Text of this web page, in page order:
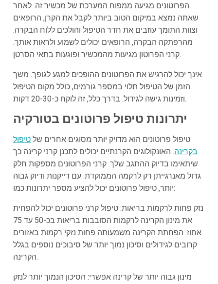
הפרוטונים מגיעה ממפוח המערכת של מכשיר זה. לאחר
שאתה נמצא במיקום הטוב ביותר לקבל את הקרן, הרופאים
וצוות התומך עוזבים את חדר הטיפול והולכים ללוח הבקרה.
מהרפתקה הבקרה, הרופאים יכולים לשמוע ולראות אותך.
קרני הפרוטון מגיעות מהמכשיר ופוגעות בתאי הסרטן.
אינך יכול להרגיש את הפרוטונים ההופכים למגע לגופך. משך
הזמן של הטיפול תלוי במספר גורמים, כולל מקום הטיפול
וזמינות גישה לגידול. בדרך כלל, זה לוקח כ-20-30 דקות.
יתרונות טיפול פרוטונים בטורקיה
טיפול פרוטונים הוא מדויק יותר מסוגים אחרים שלטיפול
בקרינה. האונקולוגים הקרנתיים יכולים לתכנן קרני קרינה כך
שיתאימו בדיוק ההתגב שלך. קרני הפרוטונים מספקות חלק
גדול מאנרגייתן רק לרקמה הממוקדת. עם דייקנות ודיוק גבוה
יותר, טיפול פרוטונים יכול להציע מספר יתרונות כמו:
נזק פחות לרקמות בריאות: טיפול קרני פרוטונים יכול להפחית
את מינון הקרינה לרקמות הסובבות בריאות בכ-50 עד 75
אחוז. הפחתת הקרינה משמעותה פחות נזקי רקמות באזורים
קרובים לגידולים וסיכון נמוך יותר של סיבוכים נוספים בגלל
הקרינה.
מינון גבוה יותר של קרינה אפשרי: הסיכון הנמוך יותר לנזק